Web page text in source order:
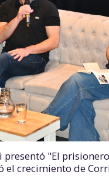
presentó "El
el crecimiento de